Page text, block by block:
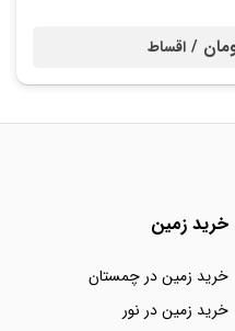
اقساط
خرید زمین
خرید زمین در چمستان
خرید زمین در نور